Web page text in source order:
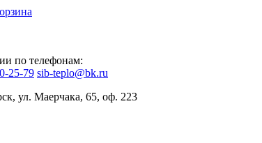
по телефонам:
25-79 sib-teplo@bk.ru
ул. Маерчака, 65, оф. 223